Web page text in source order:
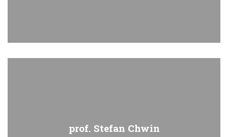
prof. Stefan Chwin